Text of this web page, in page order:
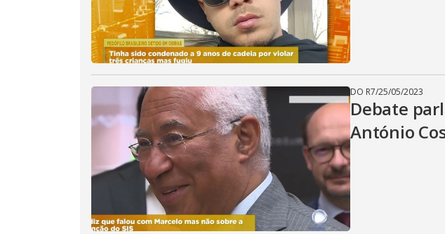
DO R7/25/05/2023
Debate
António